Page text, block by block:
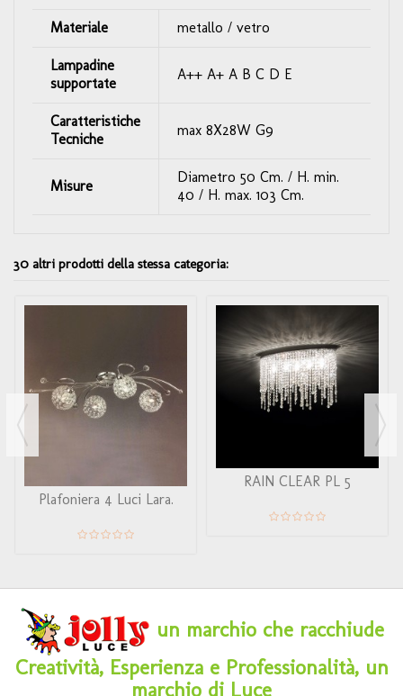
Materiale metallo / vetro
Lampadine
supportate
A++ A+ A B C D E
Caratteristiche
Tecniche
max 8X28W G9
Misure
Diametro 50 Cm. / H. min.
40 / H. max. 103 Cm.
30 altri prodotti della stessa categoria:
Plafoniera 4 Luci Lara.
RAIN CLEAR PL 5
un marchio che racchiude
Creatività, Esperienza e Professionalità, un
marchio di Luce